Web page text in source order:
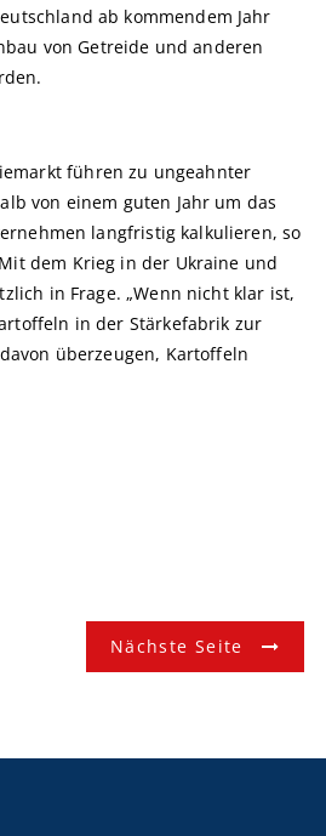
ab kommendem Jahr
von Getreide und anderen
führen zu ungeahnter
von einem guten Jahr um das
langfristig kalkulieren, so
dem Krieg in der Ukraine und
in Frage. „Wenn nicht klar ist,
in der Stärkefabrik zur
überzeugen, Kartoffeln
Nächste Seite